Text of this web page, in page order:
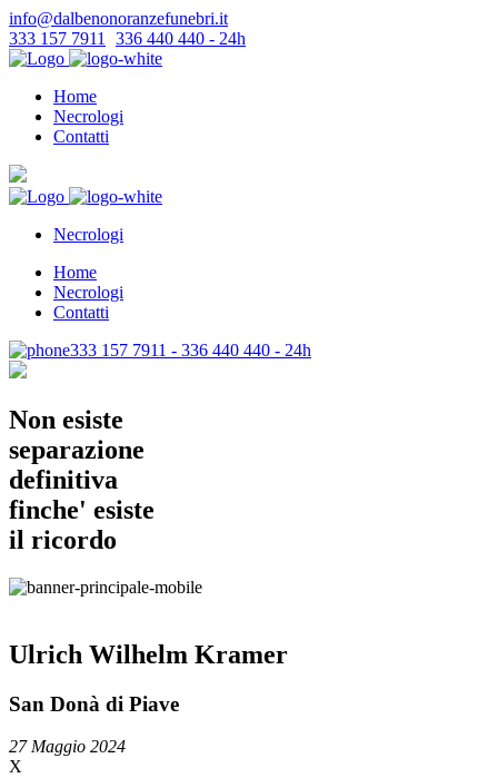
info@dalbenonoranzefunebri.it
333 157 7911
336 440 440 - 24h
Home
Necrologi
Contatti
Necrologi
Home
Necrologi
Contatti
333 157 7911 - 336 440 440 - 24h
Non esiste
separazione
definitiva
finche' esiste
il ricordo
Ulrich Wilhelm Kramer
San Donà di Piave
27 Maggio 2024
X